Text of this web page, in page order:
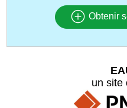
Obtenir
un site